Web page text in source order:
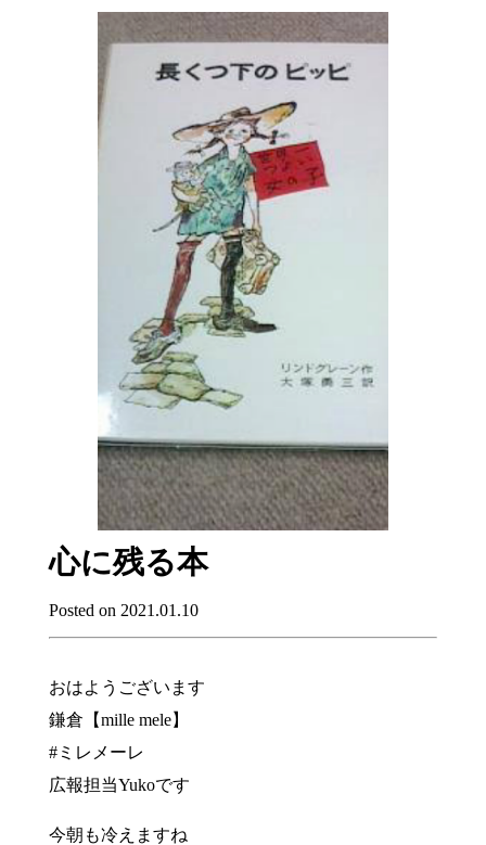
心に残る本
Posted on 2021.01.10
おはようございます
鎌倉【mille mele】
#ミレメーレ
広報担当Yukoです
今朝も冷えますね